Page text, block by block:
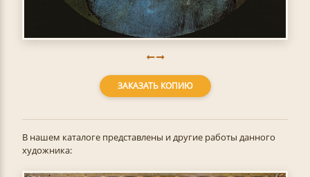
ЗАКАЗАТЬ КОПИЮ
В нашем каталоге представлены и другие работы данного
художника: